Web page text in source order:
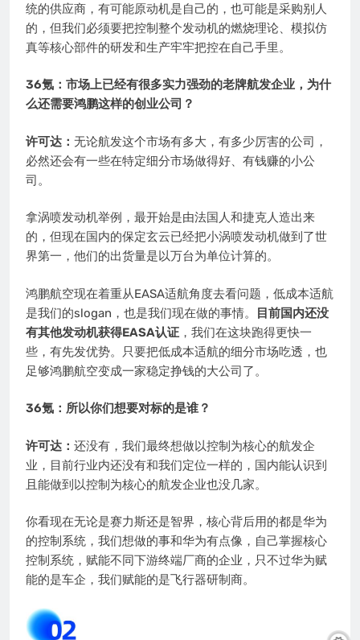
统的供应商，有可能原动机是自己的，也可能是采购别人
的，但我们必须要把控制整个发动机的燃烧理论、模拟仿
真等核心部件的研发和生产牢牢把控在自己手里。
36氪：市场上已经有很多实力强劲的老牌航发企业，为什
么还需要鸿鹏这样的创业公司？
许可达： 无论航发这个市场有多大，有多少厉害的公司，
必然还会有一些在特定细分市场做得好、有钱赚的小公
司。
拿涡喷发动机举例，最开始是由法国人和捷克人造出来
的，但现在国内的保定玄云已经把小涡喷发动机做到了世
界第一，他们的出货量是以万台为单位计算的。
鸿鹏航空现在着重从EASA适航角度去看问题，低成本适航
是我们的slogan，也是我们现在做的事情。
目前国内还没
有其他发动机获得EASA认证 ，我们在这块跑得更快一
些，有先发优势。只要把低成本适航的细分市场吃透，也
足够鸿鹏航空变成一家稳定挣钱的大公司了。
36氪：所以你们想要对标的是谁？
许可达： 还没有，我们最终想做以控制为核心的航发企
业，目前行业内还没有和我们定位一样的，国内能认识到
且能做到以控制为核心的航发企业也没几家。
你看现在无论是赛力斯还是智界，核心背后用的都是华为
的控制系统，我们想做的事和华为有点像，自己掌握核心
控制系统，赋能不同下游终端厂商的企业，只不过华为赋
能的是车企，我们赋能的是飞行器研制商。